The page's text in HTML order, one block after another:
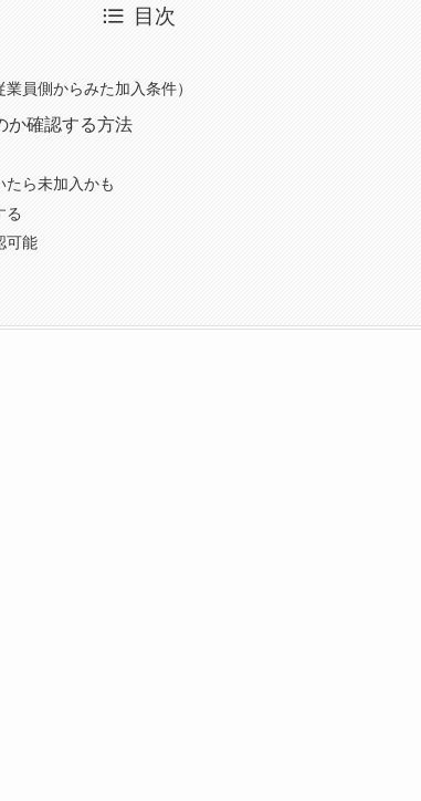
目次
員側からみた加入条件）
か確認する方法
たら未加入かも
る
可能